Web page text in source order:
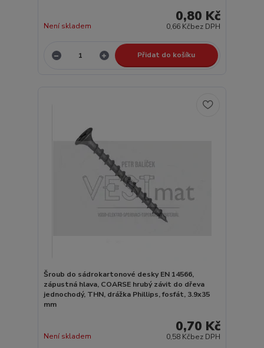
0,80 Kč
0,66 Kčbez DPH
Není skladem
Přidat do košíku
Šroub do sádrokartonové desky EN 14566,
zápustná hlava, COARSE hrubý závit do dřeva
jednochodý, THN, drážka Phillips, fosfát, 3.9x35
mm
0,70 Kč
0,58 Kčbez DPH
Není skladem